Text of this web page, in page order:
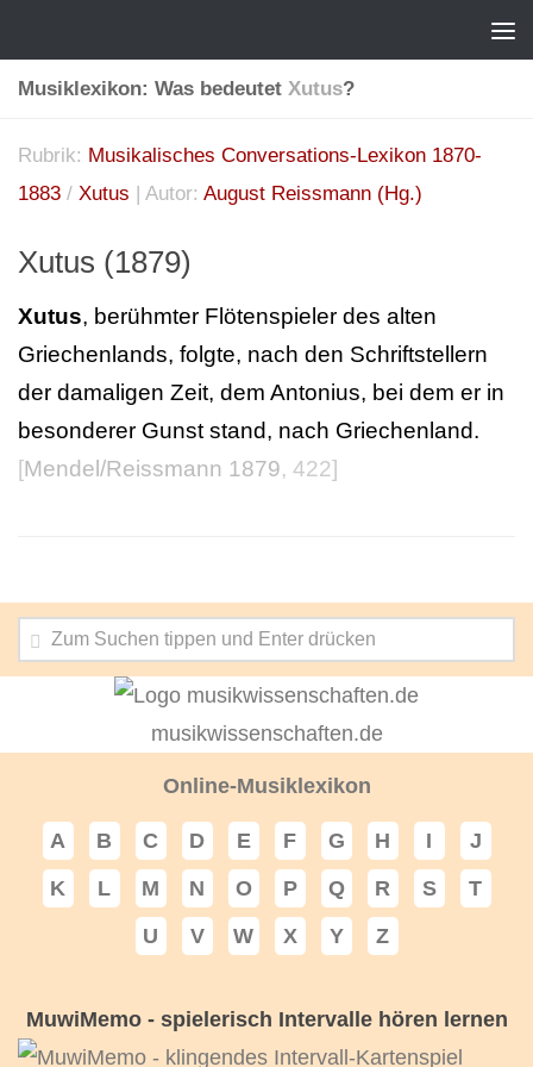
Musiklexikon: Was bedeutet Xutus?
Rubrik: Musikalisches Conversations-Lexikon 1870-
1883 / Xutus | Autor: August Reissmann (Hg.)
Xutus (1879)
Xutus, berühmter Flötenspieler des alten
Griechenlands, folgte, nach den Schriftstellern
der damaligen Zeit, dem Antonius, bei dem er in
besonderer Gunst stand, nach Griechenland.
[Mendel/Reissmann 1879, 422]
musikwissenschaften.de
Online-Musiklexikon
A B C D E F G H I
J
K
L M N O P Q R S
T
U
V W X Y Z
MuwiMemo - spielerisch Intervalle hören lernen